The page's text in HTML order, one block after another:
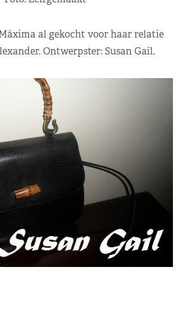
al gekocht voor haar relatie
Ontwerpster: Susan Gail.